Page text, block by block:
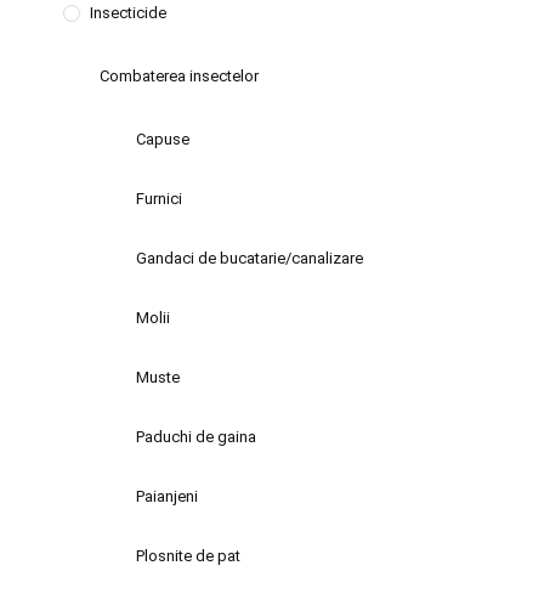
Insecticide
Combaterea insectelor
Capuse
Furnici
Gandaci de bucatarie/canalizare
Molii
Muste
Paduchi de gaina
Paianjeni
Plosnite de pat